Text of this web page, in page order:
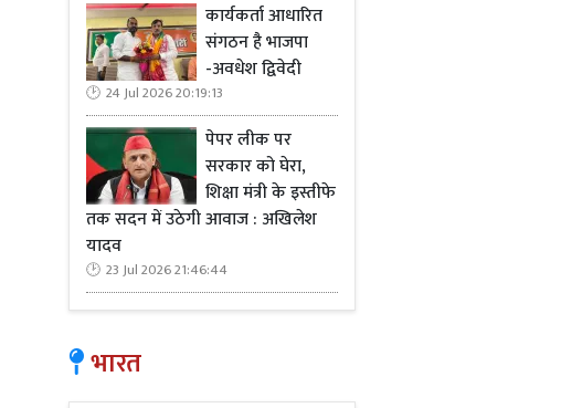
कार्यकर्ता आधारित
संगठन है भाजपा
-अवधेश द्विवेदी
24 Jul 2026 20:19:13
पेपर लीक पर
सरकार को घेरा,
शिक्षा मंत्री के इस्तीफे
तक सदन में उठेगी आवाज : अखिलेश
यादव
23 Jul 2026 21:46:44
भारत